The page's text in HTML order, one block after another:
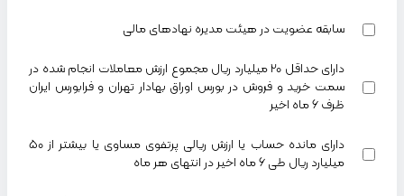
سابقه عضویت در هیئت مدیره نهادهای مالی
دارای حداقل 20 میلیارد ریال مجموع ارزش معاملات انجام شده در
سمت خرید و فروش در بورس اوراق بهادار تهران و فرابورس ایران
ظرف 6 ماه اخیر
دارای مانده حساب یا ارزش ریالی پرتفوی مساوی یا بیشتر از 50
میلیارد ریال طی 6 ماه اخیر در انتهای هر ماه